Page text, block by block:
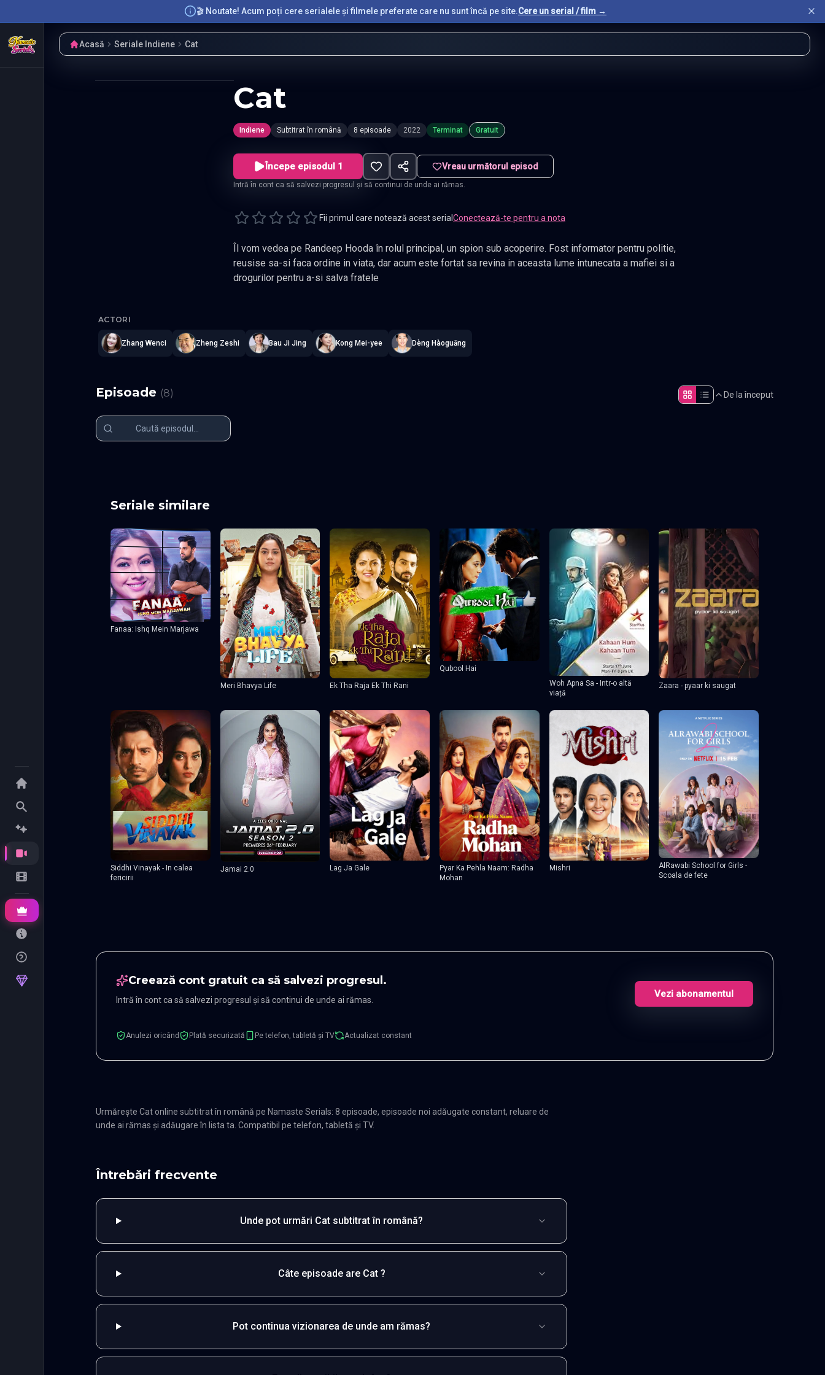
🎬 Noutate! Acum poți cere serialele și filmele preferate care nu sunt încă pe site.Cere un serial / film →
Acasă Seriale Indiene Cat
Cat
Indiene Subtitrat în română 8 episoade 2022 Terminat Gratuit
Începe episodul 1 Vreau următorul episod
Intră în cont ca să salvezi progresul și să continui de unde ai rămas.
Fii primul care notează acest serial Conectează-te pentru a nota
Îl vom vedea pe Randeep Hooda în rolul principal, un spion sub acoperire. Fost informator pentru politie,
reusise sa-si faca ordine in viata, dar acum este fortat sa revina in aceasta lume intunecata a mafiei si a
drogurilor pentru a-si salva fratele
ACTORI
Zhang Wenci Zheng Zeshi Bau Ji Jing Kong Mei-yee Dèng Hàoguāng
Episoade (8) De la început
Seriale similare
Fanaa: Ishq Mein Marjawa
Meri Bhavya Life Ek Tha Raja Ek Thi Rani
Qubool Hai
Woh Apna Sa - Intr-o altă
viață
Zaara - pyaar ki saugat
Siddhi Vinayak - In calea
fericirii
Jamai 2.0 Lag Ja Gale
Pyar Ka Pehla Naam: Radha
Mohan
Mishri
AlRawabi School for Girls -
Scoala de fete
Creează cont gratuit ca să salvezi progresul.
Intră în cont ca să salvezi progresul și să continui de unde ai rămas.
Vezi abonamentul
Anulezi oricând Plată securizată Pe telefon, tabletă și TV Actualizat constant
Urmărește Cat online subtitrat în română pe Namaste Serials: 8 episoade, episoade noi adăugate constant, reluare de
unde ai rămas și adăugare în lista ta. Compatibil pe telefon, tabletă și TV.
Întrebări frecvente
Unde pot urmări Cat subtitrat în română?
Câte episoade are Cat ?
Pot continua vizionarea de unde am rămas?